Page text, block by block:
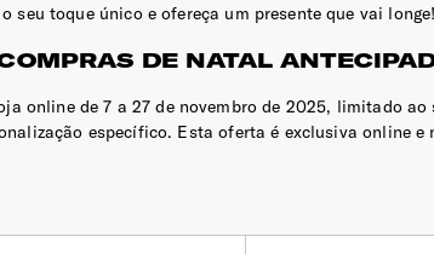
seu toque único e ofereça um presente que vai longe!
DE NATAL
online de 7 a 27 de novembro de 2025, limitado
específico. Esta oferta é exclusiva online